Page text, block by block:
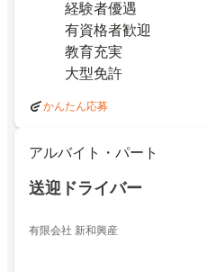
経験者優遇
有資格者歓迎
教育充実
大型免許
かんたん応募
アルバイト・パート
送迎ドライバー
有限会社 新和興産